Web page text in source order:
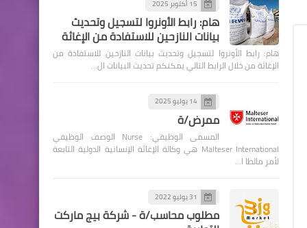
15 أكتوبر 2025
هام: رابط الأونروا لتسجيل وتحديث
بيانات النازحين للاستفادة من الإغاثة
هام: رابط الأونروا لتسجيل وتحديث بيانات النازحين للاستفادة من
الإغاثة من خلال الرابط التالي يمكنكم تحديث البيانات ال…
14 يوليو 2025
ممرض/ة
المسمى الوظيفي: Nurse الوصف الوظيفي
Malteser International هي وكالة الإغاثة الإنسانية الدولية التابعة
لأمر مالطا ا…
31 يوليو 2022
مطلوب محاسب/ة - شركة بيج ماركت